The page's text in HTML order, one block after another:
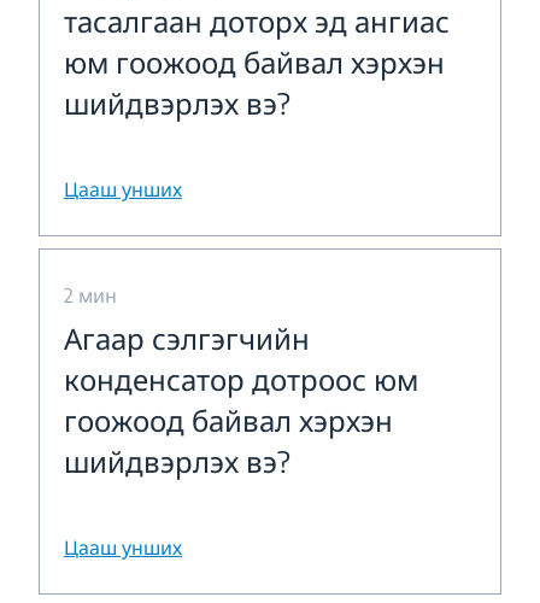
тасалгаан доторх эд ангиас
юм гоожоод байвал хэрхэн
шийдвэрлэх вэ?
Цааш унших
2 мин
Агаар сэлгэгчийн
конденсатор дотроос юм
гоожоод байвал хэрхэн
шийдвэрлэх вэ?
Цааш унших